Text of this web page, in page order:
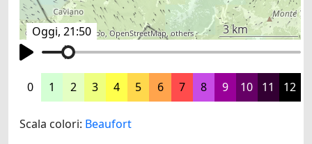
Oggi, 21:50
© search.ch,swisstopo,OpenStreetMap,others 3 km
0 1 2 3 4 5 6 7 8 9 10 11 12
Scala colori: Beaufort